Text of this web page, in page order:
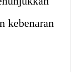
kebenaran